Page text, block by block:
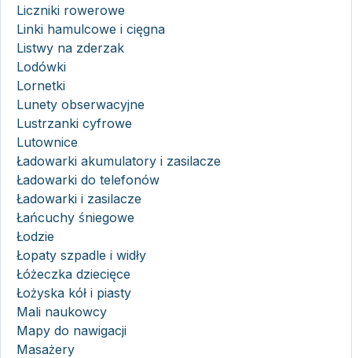
Liczniki rowerowe
Linki hamulcowe i cięgna
Listwy na zderzak
Lodówki
Lornetki
Lunety obserwacyjne
Lustrzanki cyfrowe
Lutownice
Ładowarki akumulatory i zasilacze
Ładowarki do telefonów
Ładowarki i zasilacze
Łańcuchy śniegowe
Łodzie
Łopaty szpadle i widły
Łóżeczka dziecięce
Łożyska kół i piasty
Mali naukowcy
Mapy do nawigacji
Masażery